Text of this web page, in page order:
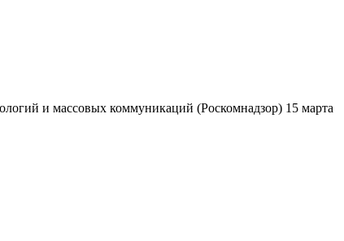
и массовых коммуникаций (Роскомнадзор) 15 марта